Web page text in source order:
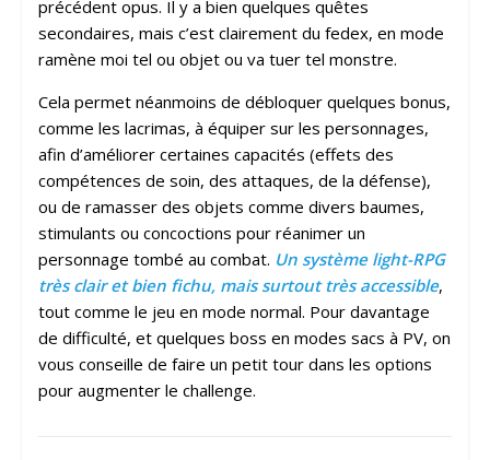
précédent opus. Il y a bien quelques quêtes
secondaires, mais c’est clairement du fedex, en mode
ramène moi tel ou objet ou va tuer tel monstre.
Cela permet néanmoins de débloquer quelques bonus,
comme les lacrimas, à équiper sur les personnages,
afin d’améliorer certaines capacités (effets des
compétences de soin, des attaques, de la défense),
ou de ramasser des objets comme divers baumes,
stimulants ou concoctions pour réanimer un
personnage tombé au combat. Un système light-RPG
très clair et bien fichu, mais surtout très accessible,
tout comme le jeu en mode normal. Pour davantage
de difficulté, et quelques boss en modes sacs à PV, on
vous conseille de faire un petit tour dans les options
pour augmenter le challenge.